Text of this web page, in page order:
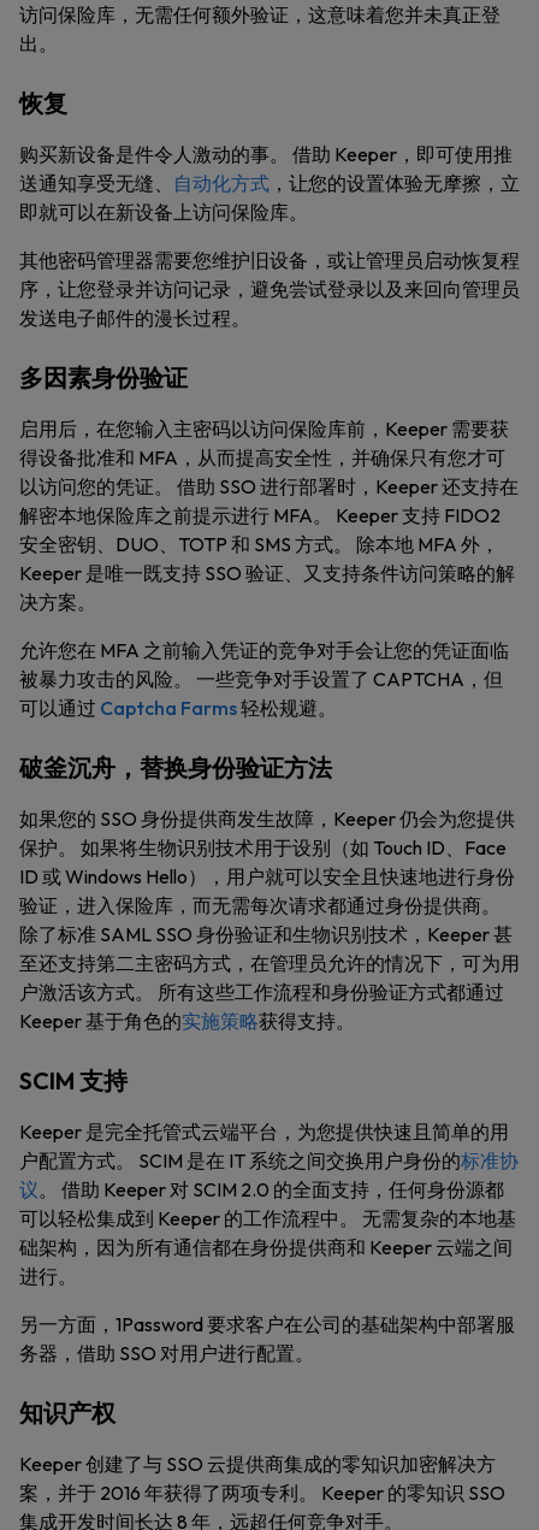
访问保险库，无需任何额外验证，这意味着您并未真正登
出。
恢复
购买新设备是件令人激动的事。 借助 Keeper，即可使用推
送通知享受无缝、 自动化方式 ，让您的设置体验无摩擦，立
即就可以在新设备上访问保险库。
其他密码管理器需要您维护旧设备，或让管理员启动恢复程
序，让您登录并访问记录，避免尝试登录以及来回向管理员
发送电子邮件的漫长过程。
多因素身份验证
启用后，在您输入主密码以访问保险库前，Keeper 需要获
得设备批准和 MFA，从而提高安全性，并确保只有您才可
以访问您的凭证。 借助 SSO 进行部署时，Keeper 还支持在
解密本地保险库之前提示进行 MFA。 Keeper 支持 FIDO2
安全密钥、DUO、TOTP 和 SMS 方式。 除本地 MFA 外，
Keeper 是唯一既支持 SSO 验证、又支持条件访问策略的解
决方案。
允许您在 MFA 之前输入凭证的竞争对手会让您的凭证面临
被暴力攻击的风险。 一些竞争对手设置了 CAPTCHA，但
可以通过 Captcha Farms轻松规避。
破釜沉舟，替换身份验证方法
如果您的 SSO 身份提供商发生故障，Keeper 仍会为您提供
保护。 如果将生物识别技术用于设别（如 Touch ID、Face
ID 或 Windows Hello），用户就可以安全且快速地进行身份
验证，进入保险库，而无需每次请求都通过身份提供商。
除了标准 SAML SSO 身份验证和生物识别技术，Keeper 甚
至还支持第二主密码方式，在管理员允许的情况下，可为用
户激活该方式。 所有这些工作流程和身份验证方式都通过
Keeper 基于角色的实施策略获得支持。
SCIM 支持
Keeper 是完全托管式云端平台，为您提供快速且简单的用
户配置方式。 SCIM 是在 IT 系统之间交换用户身份的标准协
议。 借助 Keeper 对 SCIM 2.0 的全面支持，任何身份源都
可以轻松集成到 Keeper 的工作流程中。 无需复杂的本地基
础架构，因为所有通信都在身份提供商和 Keeper 云端之间
进行。
另一方面，1Password 要求客户在公司的基础架构中部署服
务器，借助 SSO 对用户进行配置。
知识产权
Keeper 创建了与 SSO 云提供商集成的零知识加密解决方
案，并于 2016 年获得了两项专利。 Keeper 的零知识 SSO
集成开发时间长达 8 年，远超任何竞争对手。